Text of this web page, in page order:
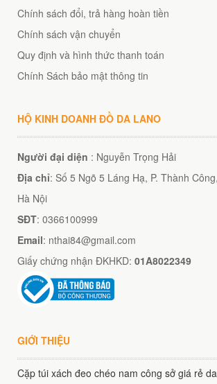
Chính sách đổi, trả hàng hoàn tiền
Chính sách vận chuyển
Quy định và hình thức thanh toán
Chính Sách bảo mật thông tin
HỘ KINH DOANH ĐỒ DA LANO
Người đại diện : Nguyễn Trọng Hải
Địa chỉ: Số 5 Ngõ 5 Láng Hạ, P. Thành
Hà Nội
SĐT: 0366100999
Email: nthai84@gmail.com
Giấy chứng nhận ĐKHKD: 01A8022349
GIỚI THIỆU
Cặp túi xách đeo chéo nam công sở giá rẻ